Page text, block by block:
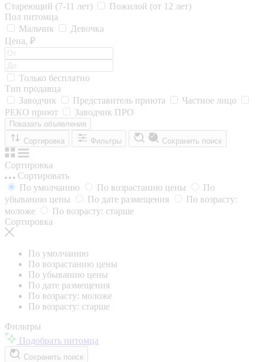
Стареющий (7-11 лет)
Пожилой (от 12 лет)
Пол питомца
Мальчик
Девочка
Цена, ₽
Только бесплатно
Тип продавца
Заводчик
Представитель приюта
Частное лицо
РЕКО приют
Заводчик ПРО
Показать объявления
Сортировка
Фильтры Сохранить поиск
Сортировка
Сортировать
По умолчанию
По возрастанию цены
По
убыванию цены
По дате размещения
По возрасту:
моложе
По возрасту: старше
Сортировка
По умолчанию
По возрастанию цены
По убыванию цены
По дате размещения
По возрасту: моложе
По возрасту: старше
Фильтры
Подобрать питомца
Сохранить поиск